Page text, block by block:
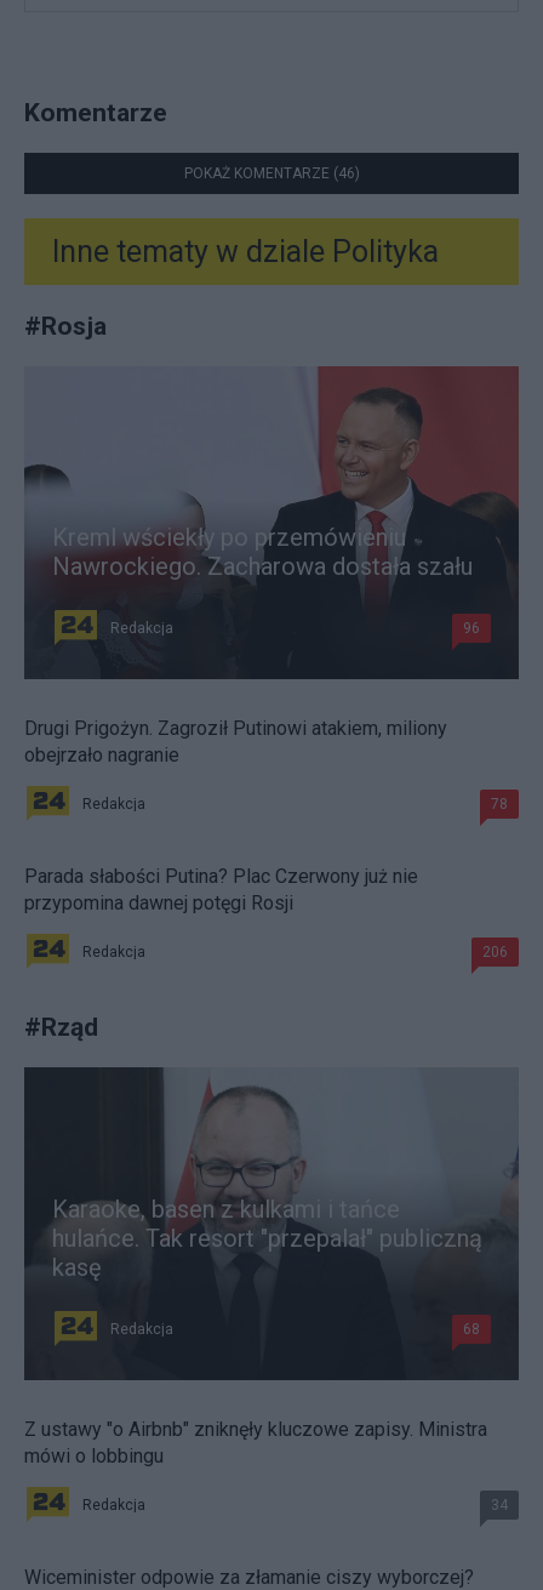
Komentarze
POKAŻ KOMENTARZE (46)
Inne tematy w dziale Polityka
#Rosja
Kreml wściekły po przemówieniu
Nawrockiego. Zacharowa dostała szału
Redakcja 96
Drugi Prigożyn. Zagroził Putinowi atakiem, miliony
obejrzało nagranie
Redakcja 78
Parada słabości Putina? Plac Czerwony już nie
przypomina dawnej potęgi Rosji
Redakcja 206
#Rząd
Karaoke, basen z kulkami i tańce
hulańce. Tak resort "przepalał" publiczną
kasę
Redakcja 68
Z ustawy "o Airbnb" zniknęły kluczowe zapisy. Ministra
mówi o lobbingu
Redakcja 34
Wiceminister odpowie za złamanie ciszy wyborczej?